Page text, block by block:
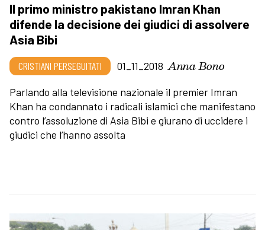
Il primo ministro pakistano Imran Khan
difende la decisione dei giudici di assolvere
Asia Bibi
CRISTIANI PERSEGUITATI 01_11_2018 Anna Bono
Parlando alla televisione nazionale il premier Imran
Khan ha condannato i radicali islamici che manifestano
contro l’assoluzione di Asia Bibi e giurano di uccidere i
giudici che l’hanno assolta